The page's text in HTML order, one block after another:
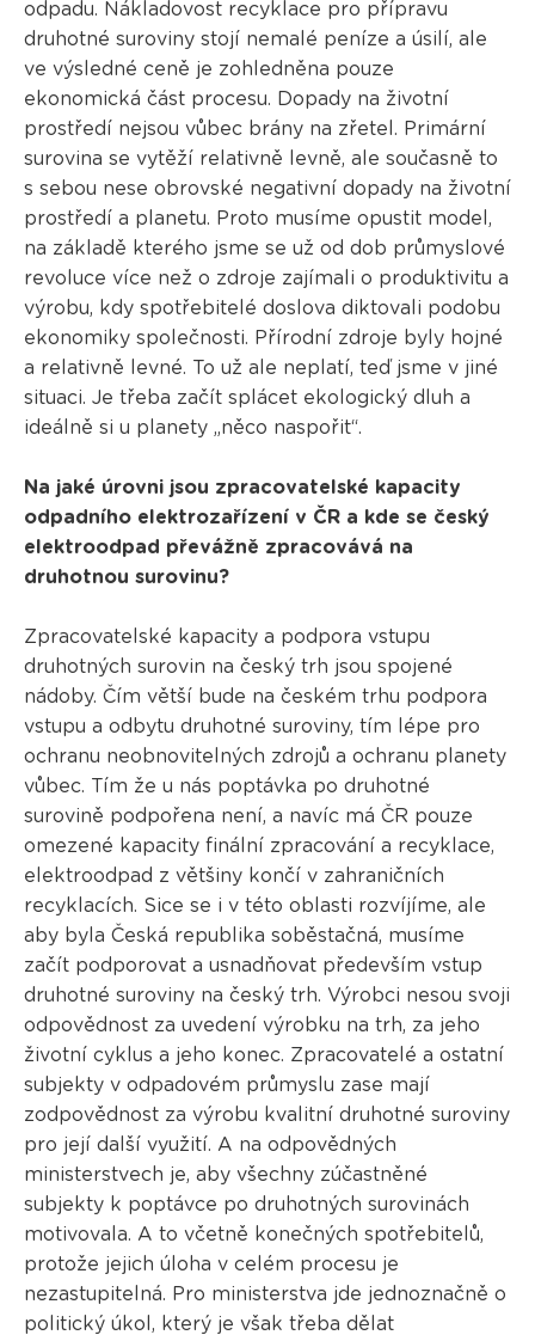
odpadu. Nákladovost recyklace pro přípravu
druhotné suroviny stojí nemalé peníze a úsilí, ale
ve výsledné ceně je zohledněna pouze
ekonomická část procesu. Dopady na životní
prostředí nejsou vůbec brány na zřetel. Primární
surovina se vytěží relativně levně, ale současně to
s sebou nese obrovské negativní dopady na životní
prostředí a planetu. Proto musíme opustit model,
na základě kterého jsme se už od dob průmyslové
revoluce více než o zdroje zajímali o produktivitu a
výrobu, kdy spotřebitelé doslova diktovali podobu
ekonomiky společnosti. Přírodní zdroje byly hojné
a relativně levné. To už ale neplatí, teď jsme v jiné
situaci. Je třeba začít splácet ekologický dluh a
ideálně si u planety „něco naspořit“.
Na jaké úrovni jsou zpracovatelské kapacity
odpadního elektrozařízení v ČR a kde se český
elektroodpad převážně zpracovává na
druhotnou surovinu?
Zpracovatelské kapacity a podpora vstupu
druhotných surovin na český trh jsou spojené
nádoby. Čím větší bude na českém trhu podpora
vstupu a odbytu druhotné suroviny, tím lépe pro
ochranu neobnovitelných zdrojů a ochranu planety
vůbec. Tím že u nás poptávka po druhotné
surovině podpořena není, a navíc má ČR pouze
omezené kapacity finální zpracování a recyklace,
elektroodpad z většiny končí v zahraničních
recyklacích. Sice se i v této oblasti rozvíjíme, ale
aby byla Česká republika soběstačná, musíme
začít podporovat a usnadňovat především vstup
druhotné suroviny na český trh. Výrobci nesou svoji
odpovědnost za uvedení výrobku na trh, za jeho
životní cyklus a jeho konec. Zpracovatelé a ostatní
subjekty v odpadovém průmyslu zase mají
zodpovědnost za výrobu kvalitní druhotné suroviny
pro její další využití. A na odpovědných
ministerstvech je, aby všechny zúčastněné
subjekty k poptávce po druhotných surovinách
motivovala. A to včetně konečných spotřebitelů,
protože jejich úloha v celém procesu je
nezastupitelná. Pro ministerstva jde jednoznačně o
politický úkol, který je však třeba dělat